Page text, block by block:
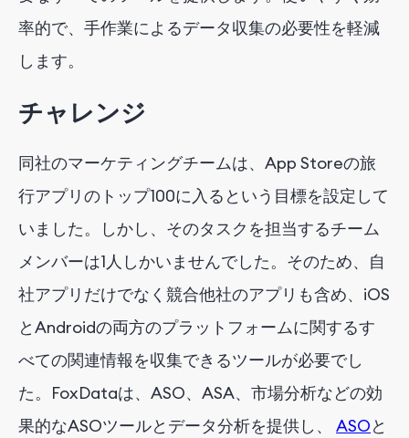
率的で、手作業によるデータ収集の必要性を軽減
します。
チャレンジ
同社のマーケティングチームは、App Storeの旅
行アプリのトップ100に入るという目標を設定して
いました。しかし、そのタスクを担当するチーム
メンバーは1人しかいませんでした。そのため、自
社アプリだけでなく競合他社のアプリも含め、iOS
とAndroidの両方のプラットフォームに関するす
べての関連情報を収集できるツールが必要でし
た。FoxDataは、ASO、ASA、市場分析などの効
果的なASOツールとデータ分析を提供し、 ASOと